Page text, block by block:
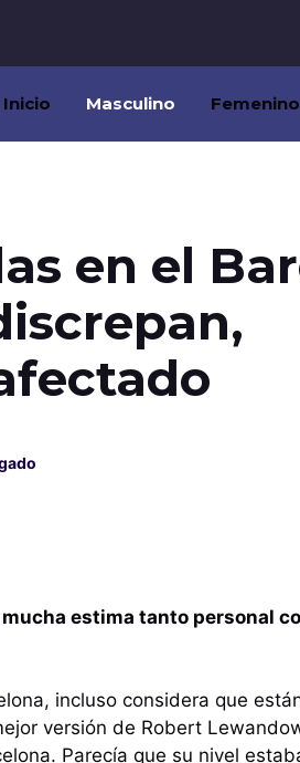
Inicio Masculino Femenino
en el
estima tanto personal
incluso considera que
versión de Robert
Parecía que su nivel